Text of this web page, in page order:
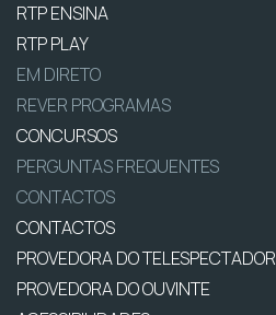
RTP ENSINA
RTP PLAY
EM DIRETO
REVER PROGRAMAS
CONCURSOS
PERGUNTAS FREQUENTES
CONTACTOS
CONTACTOS
PROVEDORA DO TELESPECTADOR
PROVEDORA DO OUVINTE